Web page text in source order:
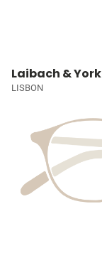
Laibach & York
LISBON